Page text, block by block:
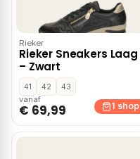
Rieker
Rieker Sneakers Laag
– Zwart
41 42
43
vanaf
€ 69,99 1 shop